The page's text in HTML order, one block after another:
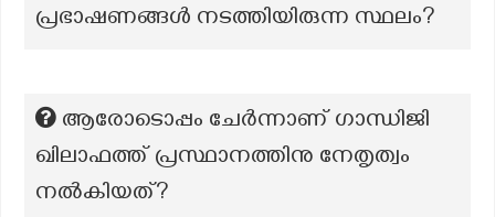
പ്രഭാഷണങ്ങൾ നടത്തിയിരുന്ന സ്ഥലം?
ആരോടൊപ്പം ചേർന്നാണ് ഗാന്ധിജി
ഖിലാഫത്ത് പ്രസ്ഥാനത്തിനു നേതൃത്വം
നൽകിയത്?